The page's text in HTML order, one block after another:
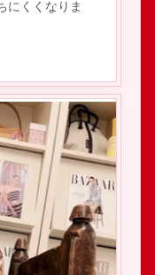
にくくなりま